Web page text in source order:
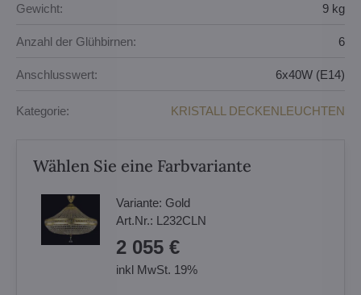
Gewicht: 9 kg
Anzahl der Glühbirnen: 6
Anschlusswert: 6x40W (E14)
Kategorie: KRISTALL DECKENLEUCHTEN
Wählen Sie eine Farbvariante
Variante: Gold
Art.Nr.: L232CLN
2 055 €
inkl MwSt. 19%